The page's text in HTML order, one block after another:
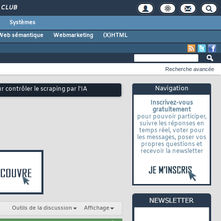
CLUB
Systèmes
sémantique
Webmarketing (X)HTML
Navigation
Inscrivez-vous
gratuitement
pour pouvoir participer,
suivre les réponses en
temps réel, voter pour
les messages, poser vos
propres questions et
recevoir la newsletter
Recherche avancée
contrôler le scraping par l'IA
Outils de la discussion Affichage